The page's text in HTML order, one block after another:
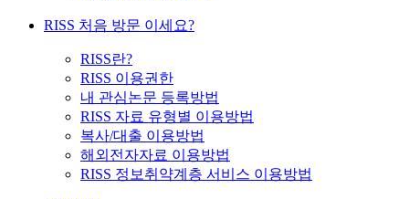
RISS 처음 방문 이세요?
RISS란?
RISS 이용권한
내 관심논문 등록방법
RISS 자료 유형별 이용방법
복사/대출 이용방법
해외전자자료 이용방법
RISS 정보취약계층 서비스 이용방법